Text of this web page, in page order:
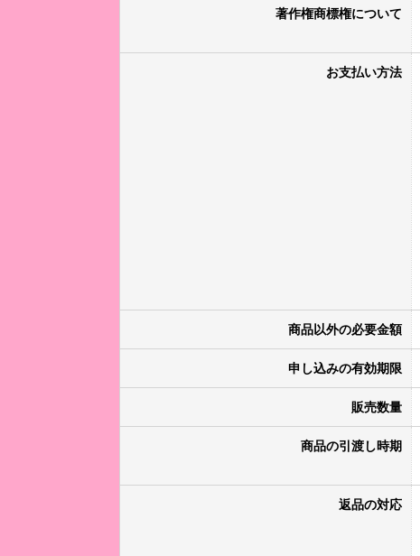
著作権商標権について
お支払い方法
商品以外の必要金額
申し込みの有効期限
販売数量
商品の引渡し時期
返品の対応